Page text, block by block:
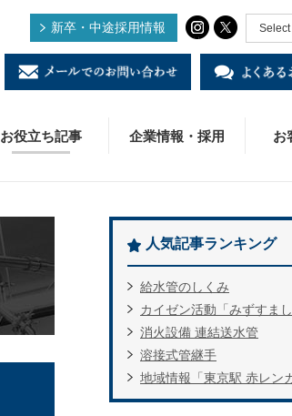
新卒・中途採用情報
BKジョイントⅡ
CS変換ソケット
専用締付工具BPN-20R
被覆ステンレスパイプ・モルコカバー
CADデータ
お役立ち資料
技術・研究開発
お役立ち記事
皆様の声
企業情報・採用
事業概要
採用情報
ベンカン・ベトナム
お
商社様・販売店様窓口
人気記事ランキング
給水管のしくみ
カイゼン活動「みずすまし
消火設備 連結送水管
溶接式管継手
地域情報「東京駅 赤レン